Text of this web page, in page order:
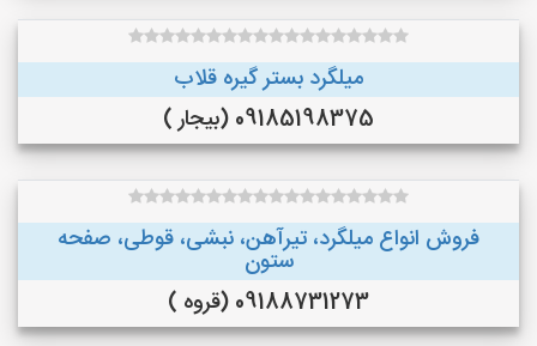
میلگرد بستر گیره قلاب
09185198375 (بیجار )
فروش انواع میلگرد، تیرآهن، نبشی، قوطی، صفحه
ستون
09188731273 (قروه )